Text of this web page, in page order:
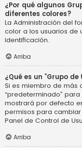
¿Por qué algunos
diferentes colores?
La Administración del
color a los usuarios de
identificación.
Arriba
¿Qué es un “Grupo
Si es miembro de más
“predeterminado”
mostrará por defecto
permisos para
Panel de Control de
Arriba